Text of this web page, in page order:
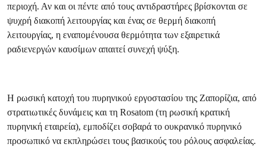
περιοχή. Αν και οι πέντε από τους αντιδραστήρες βρίσκονται σε
ψυχρή διακοπή λειτουργίας και ένας σε θερμή διακοπή
λειτουργίας, η εναπομένουσα θερμότητα των εξαιρετικά
ραδιενεργών καυσίμων απαιτεί συνεχή ψύξη.
Η ρωσική κατοχή του πυρηνικού εργοστασίου της Ζαπορίζια, από
στρατιωτικές δυνάμεις και τη Rosatom (τη ρωσική κρατική
πυρηνική εταιρεία), εμποδίζει σοβαρά το ουκρανικό πυρηνικό
προσωπικό να εκπληρώσει τους βασικούς του ρόλους ασφαλείας.